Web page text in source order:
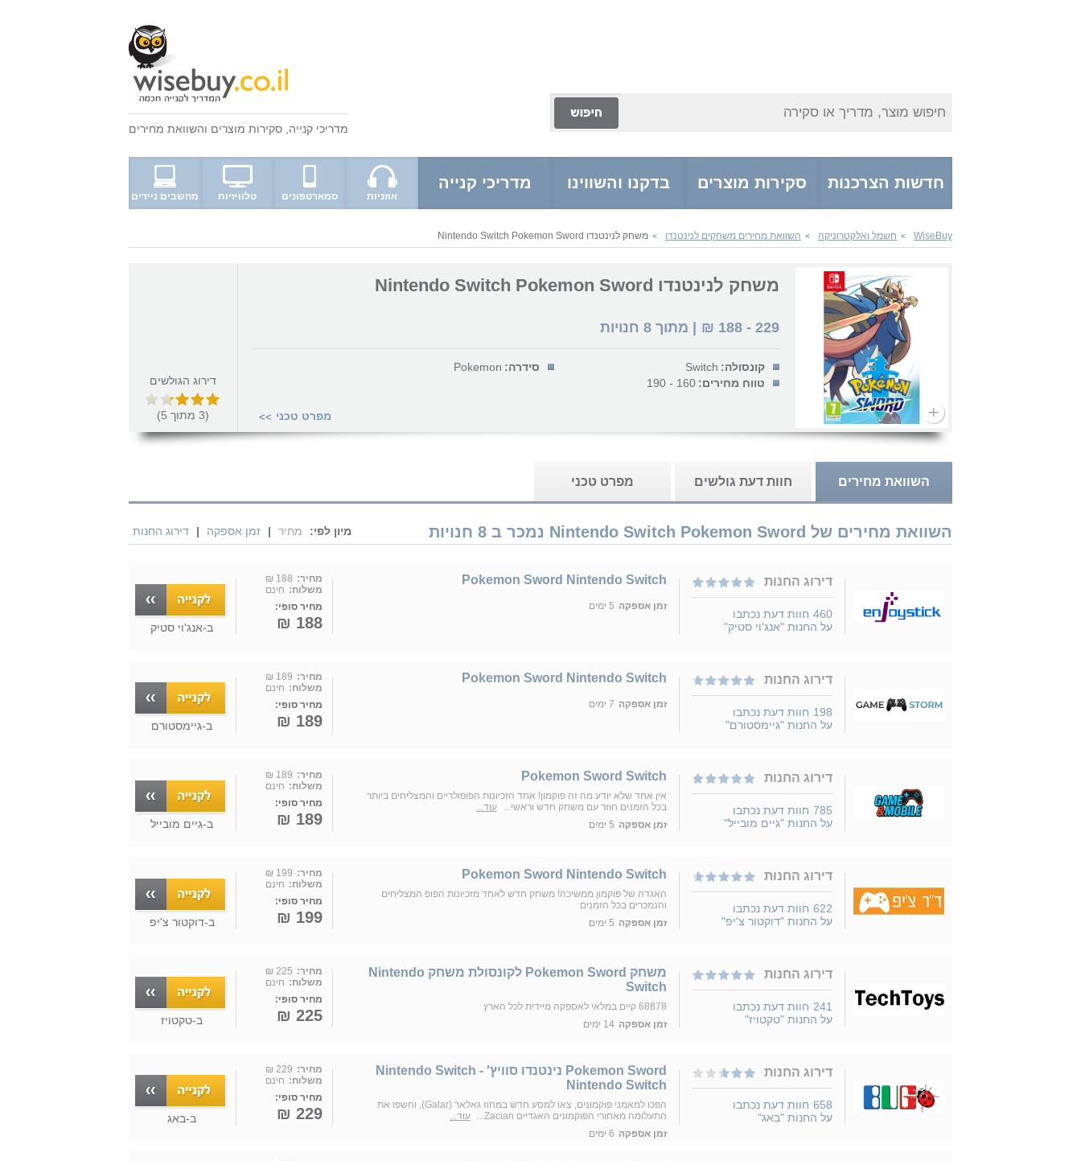
חיפוש מוצר, מדריך או סקירה
מדריכי קנייה סקירות מוצרים והשוואת מחירים
חדשות הצרכנות סקירות מוצרים בדקנו והשווינו מדריכי קנייה
אוזניות סמארטפונים טלוויזיות מחשבים ניידים
WiseBuy
> חשמל ואלקטרוניקה > השוואת מחירים משחקים לנינטנדו > משחק לנינטנדו Nintendo Switch Pokemon Sword
משחק לנינטנדו Nintendo Switch Pokemon Sword
229
-
188
₪ | מתוך 8 חנויות
קונסולה: Switch סידרה: Pokemon
טווח מחירים: 160 - 190
מפרט טכני >>
דירוג הגולשים
(
3 מתוך 5
)
השוואת מחירים חוות דעת גולשים מפרט טכני
השוואת מחירים של Nintendo Switch Pokemon Sword נמכר ב 8 חנויות מיון לפי: מחיר | זמן אספקה | דירוג החנות
דירוג החנות
460 חוות דעת נכתבו
על החנות "אנג'וי סטיק"
Pokemon Sword Nintendo Switch
זמן אספקה 5 ימים
מחיר: 188 ₪
משלוח: חינם
מחיר סופי:
188 ₪ ב-אנג'וי סטיק
דירוג החנות
198 חוות דעת נכתבו
על החנות "גיימסטורם"
Pokemon Sword Nintendo Switch
זמן אספקה 7 ימים
מחיר: 189 ₪
משלוח: חינם
מחיר סופי:
189 ₪ ב-גיימסטורם
דירוג החנות
785 חוות דעת נכתבו
על החנות "גיים מובייל"
Pokemon Sword Switch
אין אחד שלא יודע מה זה פוקמון! אחד הזכיונות הפופולריים והמצליחים ביותר
בכל הזמנים חוזר עם משחק חדש וראשי...
עוד...
זמן אספקה 5 ימים
מחיר: 189 ₪
משלוח: חינם
מחיר סופי:
189 ₪ ב-גיים מובייל
דירוג החנות
622 חוות דעת נכתבו
על החנות "דוקטור צ'יפ"
Pokemon Sword Nintendo Switch
האגדה של פוקמון ממשיכה! משחק חדש לאחד מזכיונות הפופ המצליחים
והנמכרים בכל הזמנים
זמן אספקה 5 ימים
מחיר: 199 ₪
משלוח: חינם
מחיר סופי:
199 ₪ ב-דוקטור צ'יפ
דירוג החנות
241 חוות דעת נכתבו
על החנות "טקטויז"
משחק Pokemon Sword לקונסולת משחק Nintendo
Switch
68878 קיים במלאי לאספקה מיידית לכל הארץ
זמן אספקה 14 ימים
מחיר: 225 ₪
משלוח: חינם
מחיר סופי:
225 ₪ ב-טקטויז
דירוג החנות
658 חוות דעת נכתבו
על החנות "באג"
Pokemon Sword נינטנדו סוויץ' - Nintendo Switch
Nintendo Switch
הפכו למאמני פוקמונים, צאו למסע חדש במחוז גאלאר (Galar), וחשפו את
התעלומה מאחורי הפוקמונים האגדיים Zacian...
עוד...
זמן אספקה 6 ימים
מחיר: 229 ₪
משלוח: חינם
מחיר סופי:
229 ₪ ב-באג